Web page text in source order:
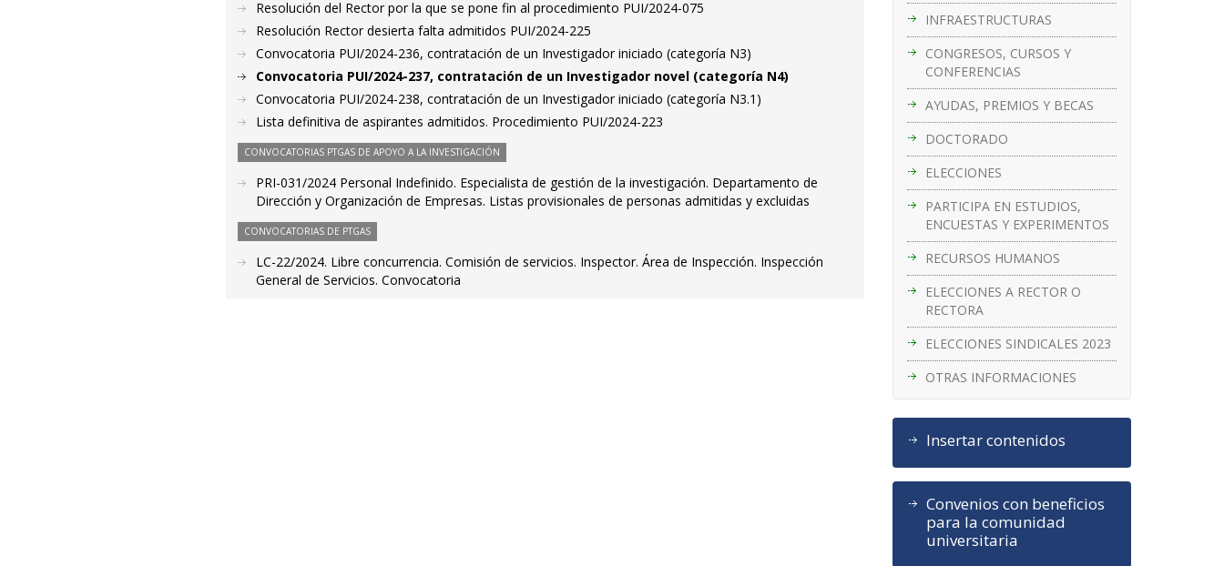
INFRAESTRUCTURAS
CONGRESOS, CURSOS Y
CONFERENCIAS
AYUDAS, PREMIOS Y BECAS
DOCTORADO
ELECCIONES
PARTICIPA EN ESTUDIOS,
ENCUESTAS Y EXPERIMENTOS
RECURSOS HUMANOS
ELECCIONES A RECTOR O
RECTORA
ELECCIONES SINDICALES 2023
OTRAS INFORMACIONES
Insertar contenidos
Convenios con beneficios
para la comunidad
universitaria
Resolución del Rector por la que se pone fin al procedimiento PUI/2024-075
Resolución Rector desierta falta admitidos PUI/2024-225
Convocatoria PUI/2024-236, contratación de un Investigador iniciado (categoría N3)
Convocatoria PUI/2024-237, contratación de un Investigador novel (categoría N4)
Convocatoria PUI/2024-238, contratación de un Investigador iniciado (categoría N3.1)
Lista definitiva de aspirantes admitidos. Procedimiento PUI/2024-223
CONVOCATORIAS PTGAS DE APOYO A LA INVESTIGACIÓN
PRI-031/2024 Personal Indefinido. Especialista de gestión de la investigación. Departamento de
Dirección y Organización de Empresas. Listas provisionales de personas admitidas y excluidas
CONVOCATORIAS DE PTGAS
LC-22/2024. Libre concurrencia. Comisión de servicios. Inspector. Área de Inspección. Inspección
General de Servicios. Convocatoria